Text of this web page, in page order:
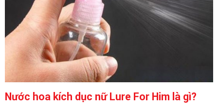
Nước hoa kích dục nữ Lure For Him là gì?